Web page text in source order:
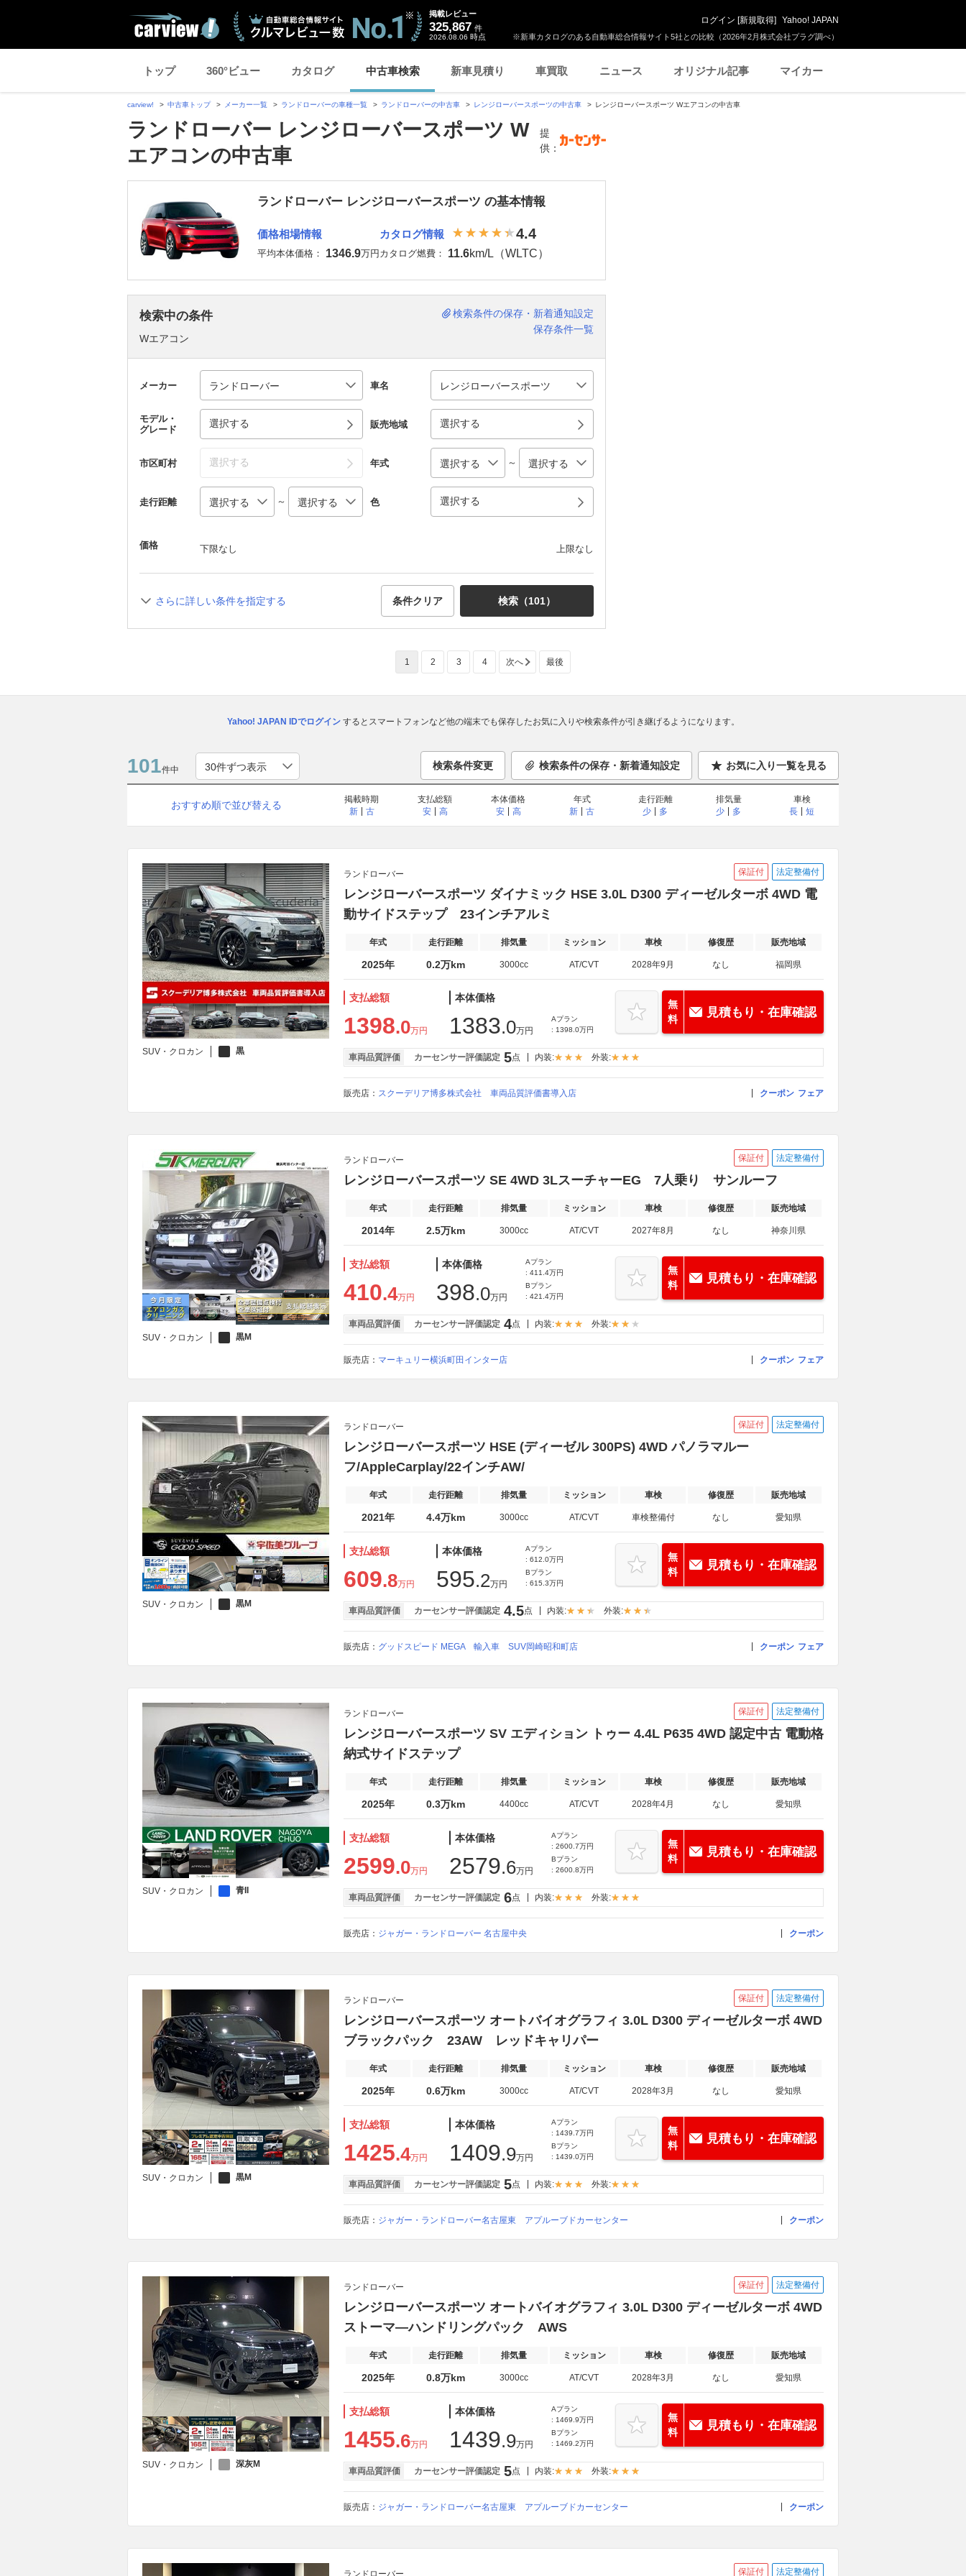
※新車カタログのある自動車総合情報サイト5社との比較（2026年2月株式会社プラグ調べ）
掲載レビュー
325,867 件
2026.08.06 時点
ログイン [新規取得] Yahoo! JAPAN
トップ 360°ビュー カタログ 中古車検索 新車見積り 車買取 ニュース オリジナル記事 マイカー
carview! 中古車トップ メーカー一覧 ランドローバーの車種一覧 ランドローバーの中古車 レンジローバースポーツの中古車 レンジローバースポーツ Wエアコンの中古車
ランドローバー レンジローバースポーツ W
エアコンの中古車
提
供：
ランドローバー レンジローバースポーツ の基本情報
価格相場情報
平均本体価格： 1346.9万円
カタログ情報 4.4
カタログ燃費： 11.6km/L（WLTC）
検索中の条件
Wエアコン
検索条件の保存・新着通知設定
保存条件一覧
メーカー 車名
モデル・
グレード
選択する 販売地域 選択する
市区町村 選択する 年式 ～
走行距離 ～ 色 選択する
価格 下限なし 上限なし
さらに詳しい条件を指定する 条件クリア 検索（101）
1 2 3 4 次へ 最後
Yahoo! JAPAN IDでログインするとスマートフォンなど他の端末でも保存したお気に入りや検索条件が引き継げるようになります。
101件中 検索条件変更 検索条件の保存・新着通知設定 お気に入り一覧を見る
おすすめ順で並び替える
掲載時期
新
古
支払総額
安
高
本体価格
安
高
年式
新
古
走行距離
少
多
排気量
少
多
車検
長
短
SUV・クロカン 黒
ランドローバー 保証付 法定整備付
レンジローバースポーツ ダイナミック HSE 3.0L D300 ディーゼルターボ 4WD 電
動サイドステップ 23インチアルミ
年式 走行距離 排気量 ミッション 車検 修復歴 販売地域
2025年 0.2万km 3000cc AT/CVT 2028年9月 なし 福岡県
支払総額
1398.0万円
本体価格
1383.0万円
Aプラン
: 1398.0万円
無
料
見積もり・在庫確認
車両品質評価 カーセンサー評価認定 5点 内装: 外装:
販売店： スクーデリア博多株式会社 車両品質評価書導入店 クーポン フェア
SUV・クロカン 黒M
ランドローバー 保証付 法定整備付
レンジローバースポーツ SE 4WD 3LスーチャーEG 7人乗り サンルーフ
年式 走行距離 排気量 ミッション 車検 修復歴 販売地域
2014年 2.5万km 3000cc AT/CVT 2027年8月 なし 神奈川県
支払総額
410.4万円
本体価格
398.0万円
Aプラン
: 411.4万円
Bプラン
: 421.4万円
無
料
見積もり・在庫確認
車両品質評価 カーセンサー評価認定 4点 内装: 外装:
販売店： マーキュリー横浜町田インター店 クーポン フェア
SUV・クロカン 黒M
ランドローバー 保証付 法定整備付
レンジローバースポーツ HSE (ディーゼル 300PS) 4WD パノラマルー
フ/AppleCarplay/22インチAW/
年式 走行距離 排気量 ミッション 車検 修復歴 販売地域
2021年 4.4万km 3000cc AT/CVT 車検整備付 なし 愛知県
支払総額
609.8万円
本体価格
595.2万円
Aプラン
: 612.0万円
Bプラン
: 615.3万円
無
料
見積もり・在庫確認
車両品質評価 カーセンサー評価認定 4.5点 内装: 外装:
販売店： グッドスピード MEGA 輸入車 SUV岡崎昭和町店 クーポン フェア
SUV・クロカン 青II
ランドローバー 保証付 法定整備付
レンジローバースポーツ SV エディション トゥー 4.4L P635 4WD 認定中古 電動格
納式サイドステップ
年式 走行距離 排気量 ミッション 車検 修復歴 販売地域
2025年 0.3万km 4400cc AT/CVT 2028年4月 なし 愛知県
支払総額
2599.0万円
本体価格
2579.6万円
Aプラン
: 2600.7万円
Bプラン
: 2600.8万円
無
料
見積もり・在庫確認
車両品質評価 カーセンサー評価認定 6点 内装: 外装:
販売店： ジャガー・ランドローバー 名古屋中央 クーポン
SUV・クロカン 黒M
ランドローバー 保証付 法定整備付
レンジローバースポーツ オートバイオグラフィ 3.0L D300 ディーゼルターボ 4WD
ブラックパック 23AW レッドキャリパー
年式 走行距離 排気量 ミッション 車検 修復歴 販売地域
2025年 0.6万km 3000cc AT/CVT 2028年3月 なし 愛知県
支払総額
1425.4万円
本体価格
1409.9万円
Aプラン
: 1439.7万円
Bプラン
: 1439.0万円
無
料
見積もり・在庫確認
車両品質評価 カーセンサー評価認定 5点 内装: 外装:
販売店： ジャガー・ランドローバー名古屋東 アプルーブドカーセンター クーポン
SUV・クロカン 深灰M
ランドローバー 保証付 法定整備付
レンジローバースポーツ オートバイオグラフィ 3.0L D300 ディーゼルターボ 4WD
ストーマ―ハンドリングパック AWS
年式 走行距離 排気量 ミッション 車検 修復歴 販売地域
2025年 0.8万km 3000cc AT/CVT 2028年3月 なし 愛知県
支払総額
1455.6万円
本体価格
1439.9万円
Aプラン
: 1469.9万円
Bプラン
: 1469.2万円
無
料
見積もり・在庫確認
車両品質評価 カーセンサー評価認定 5点 内装: 外装:
販売店： ジャガー・ランドローバー名古屋東 アプルーブドカーセンター クーポン
ランドローバー 保証付 法定整備付